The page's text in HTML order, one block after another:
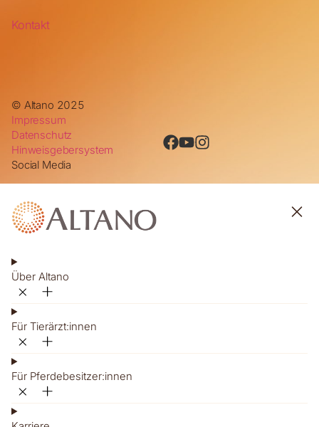
Kontakt
© Altano 2025
Impressum
Datenschutz
Hinweisgebersystem
Social Media
Über Altano
Für Tierärzt:innen
Für Pferdebesitzer:innen